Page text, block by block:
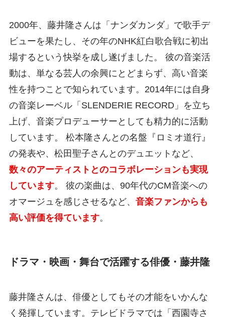
2000年、藤井隆さんは「ナンダカンダ」で歌手デ
ビューを果たし、その年のNHK紅白歌合戦に初出
場するという快挙を成し遂げました。 彼の音楽活
動は、単なる芸人の余興にとどまらず、高い音楽
性を持つことで知られています。2014年には自身
の音楽レーベル「SLENDERIE RECORD」を立ち
上げ、音楽プロデューサーとしても精力的に活動
しています。 松本隆さんとの名盤『ロミオ道行』
の発表や、松田聖子さんとのデュエットなど、
数々のアーティストとのコラボレーションも実現
しています。 彼の楽曲は、90年代のCM音楽への
オマージュを感じさせるなど、 音楽ファンからも
高い評価を得ています。
ドラマ・映画・舞台で活躍する俳優・藤井隆
藤井隆さんは、俳優としてもその才能をいかんな
く発揮しています。テレビドラマでは「西園寺さ